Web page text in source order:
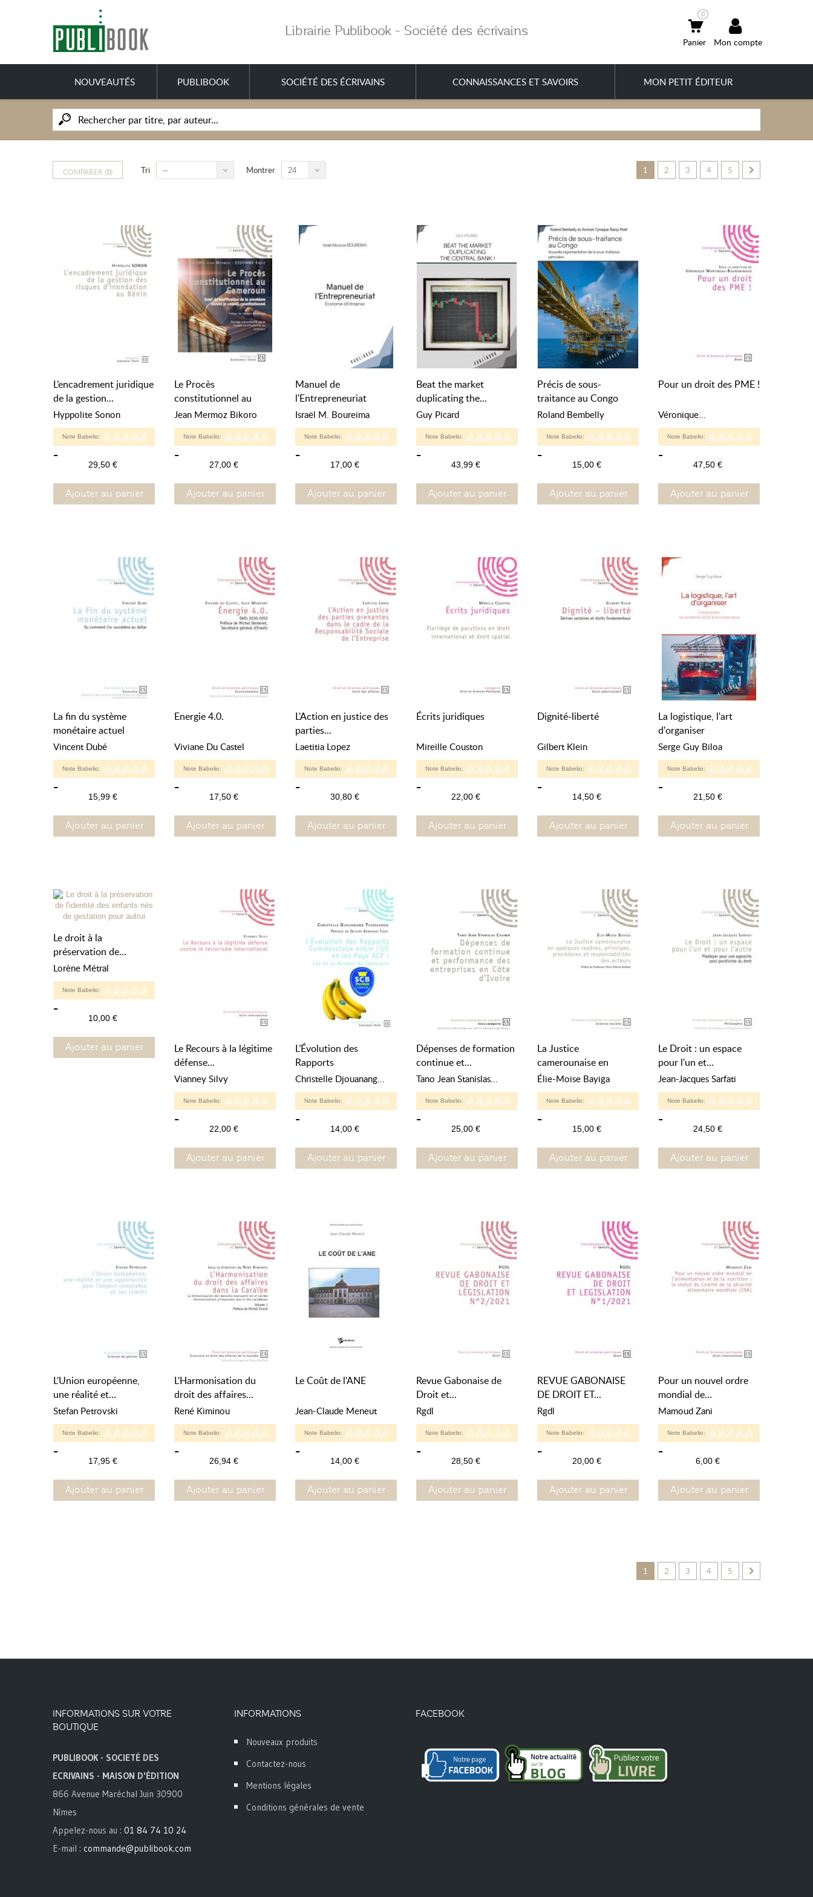
Librairie Publibook - Société des écrivains
Mon compte
0
NOUVEAUTÉS PUBLIBOOK SOCIÉTÉ DES ÉCRIVAINS CONNAISSANCES ET SAVOIRS MON PETIT ÉDITEUR
COMPARER (0) Tri -- Montrer 24 1 2 3 4 5
L’encadrement juridique
de la gestion...
Hyppolite Sonon
Note Babelio:
-
29,50 €
Ajouter au panier
Le Procès
constitutionnel au
Cameroun
Jean Mermoz Bikoro
Note Babelio:
-
27,00 €
Ajouter au panier
Manuel de
l'Entrepreneuriat
Israël M. Boureima
Note Babelio:
-
17,00 €
Ajouter au panier
Beat the market
duplicating the...
Guy Picard
Note Babelio:
-
43,99 €
Ajouter au panier
Précis de sous-
traitance au Congo
Roland Bembelly
Note Babelio:
-
15,00 €
Ajouter au panier
Pour un droit des PME !
Véronique...
Note Babelio:
-
47,50 €
Ajouter au panier
La fin du système
monétaire actuel
Vincent Dubé
Note Babelio:
-
15,99 €
Ajouter au panier
Energie 4.0.
Viviane Du Castel
Note Babelio:
-
17,50 €
Ajouter au panier
L'Action en justice des
parties...
Laetitia Lopez
Note Babelio:
-
30,80 €
Ajouter au panier
Écrits juridiques
Mireille Couston
Note Babelio:
-
22,00 €
Ajouter au panier
Dignité-liberté
Gilbert Klein
Note Babelio:
-
14,50 €
Ajouter au panier
La logistique, l'art
d'organiser
Serge Guy Biloa
Note Babelio:
-
21,50 €
Ajouter au panier
Le droit à la
préservation de...
Lorène Métral
Note Babelio:
-
10,00 €
Ajouter au panier
Le Recours à la légitime
défense...
Vianney Silvy
Note Babelio:
-
22,00 €
Ajouter au panier
L’Évolution des
Rapports
Commerciaux...
Christelle Djouanang...
Note Babelio:
-
14,00 €
Ajouter au panier
Dépenses de formation
continue et...
Tano Jean Stanislas...
Note Babelio:
-
25,00 €
Ajouter au panier
La Justice
camerounaise en
quelques...
Élie-Moise Bayiga
Note Babelio:
-
15,00 €
Ajouter au panier
Le Droit : un espace
pour l'un et...
Jean-Jacques Sarfati
Note Babelio:
-
24,50 €
Ajouter au panier
L'Union européenne,
une réalité et...
Stefan Petrovski
Note Babelio:
-
17,95 €
Ajouter au panier
L'Harmonisation du
droit des affaires...
René Kiminou
Note Babelio:
-
26,94 €
Ajouter au panier
Le Coût de l'ANE
Jean-Claude Meneut
Note Babelio:
-
14,00 €
Ajouter au panier
Revue Gabonaise de
Droit et...
Rgdl
Note Babelio:
-
28,50 €
Ajouter au panier
REVUE GABONAISE
DE DROIT ET...
Rgdl
Note Babelio:
-
20,00 €
Ajouter au panier
Pour un nouvel ordre
mondial de...
Mamoud Zani
Note Babelio:
-
6,00 €
Ajouter au panier
1 2 3 4 5
INFORMATIONS SUR VOTRE
BOUTIQUE
PUBLIBOOK - SOCIETÉ DES
ECRIVAINS - MAISON D'ÉDITION
866 Avenue Maréchal Juin 30900
Nîmes
Appelez-nous au : 01 84 74 10 24
E-mail : commande@publibook.com
INFORMATIONS
Nouveaux produits
Contactez-nous
Mentions légales
Conditions générales de vente
FACEBOOK